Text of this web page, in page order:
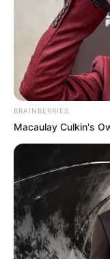
lebih unik
BRAINBERRIES
Macaulay Culkin's